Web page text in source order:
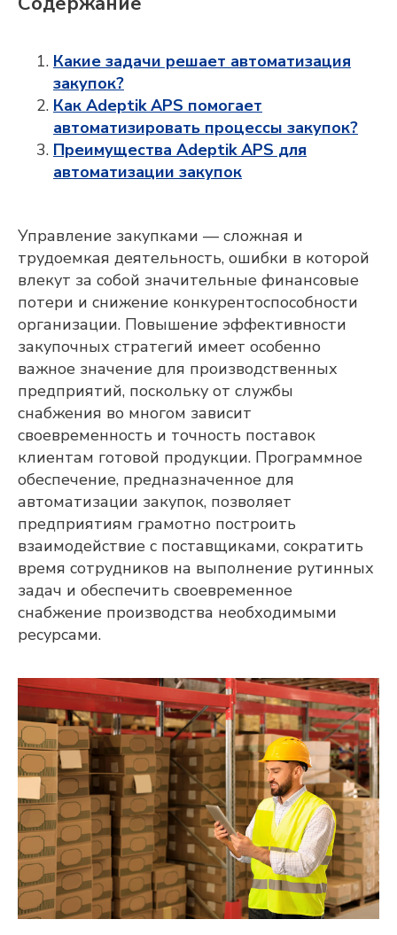
Какие задачи решает автоматизация
закупок?
Как Adeptik APS помогает
автоматизировать процессы закупок?
Преимущества Adeptik APS для
автоматизации закупок
Управление закупками — сложная и
трудоемкая деятельность, ошибки в которой
влекут за собой значительные финансовые
потери и снижение конкурентоспособности
организации. Повышение эффективности
закупочных стратегий имеет особенно
важное значение для производственных
предприятий, поскольку от службы
снабжения во многом зависит
своевременность и точность поставок
клиентам готовой продукции. Программное
обеспечение, предназначенное для
автоматизации закупок, позволяет
предприятиям грамотно построить
взаимодействие с поставщиками, сократить
время сотрудников на выполнение рутинных
задач и обеспечить своевременное
снабжение производства необходимыми
ресурсами.